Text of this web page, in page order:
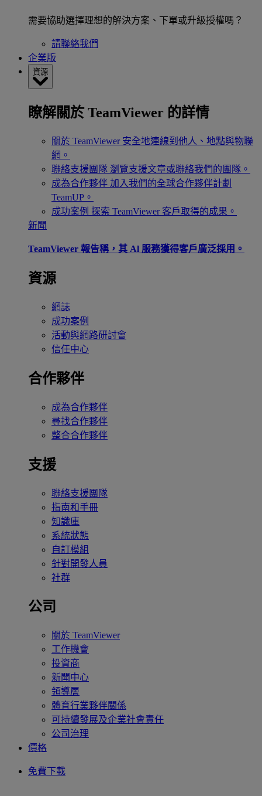
需要協助選擇理想的解決方案、下單或升級授權嗎？
請聯絡我們
企業版
資源
瞭解關於 TeamViewer 的詳情
關於 TeamViewer 安全地連線到他人、地點與物聯
網。
聯絡支援團隊 瀏覽支援文章或聯絡我們的團隊。
成為合作夥伴 加入我們的全球合作夥伴計劃
TeamUP。
成功案例 探索 TeamViewer 客戶取得的成果。
新聞
TeamViewer 報告稱，其 Al 服務獲得客戶廣泛採用。
資源
網誌
成功案例
活動與網路研討會
信任中心
合作夥伴
成為合作夥伴
尋找合作夥伴
整合合作夥伴
支援
聯絡支援團隊
指南和手冊
知識庫
系統狀態
自訂模組
針對開發人員
社群
公司
關於 TeamViewer
工作機會
投資商
新聞中心
領導層
體育行業夥伴關係
可持續發展及企業社會責任
公司治理
價格
免費下載